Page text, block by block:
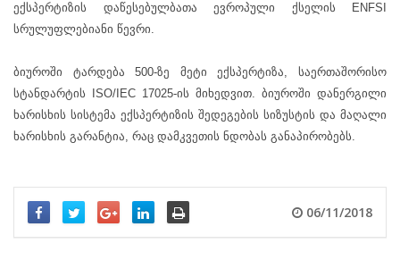
ექსპერტიზის დაწესებულბათა ევროპული ქსელის ENFSI
სრულუფლებიანი წევრი.
ბიუროში ტარდება 500-ზე მეტი ექსპერტიზა, საერთაშორისო
სტანდარტის ISO/IEC 17025-ის მიხედვით. ბიუროში დანერგილი
ხარისხის სისტემა ექსპერტიზის შედეგების სიზუსტის და მაღალი
ხარისხის გარანტია, რაც დამკვეთის ნდობას განაპირობებს.
06/11/2018